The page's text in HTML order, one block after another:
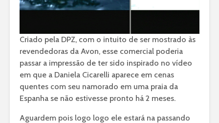
Criado pela DPZ, com o intuito de ser mostrado às
revendedoras da Avon, esse comercial poderia
passar a impressão de ter sido inspirado no vídeo
em que a Daniela Cicarelli aparece em cenas
quentes com seu namorado em uma praia da
Espanha se não estivesse pronto há 2 meses.
Aguardem pois logo logo ele estará na passando